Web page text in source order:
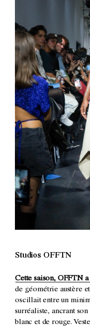
Studios OFFTN
Cette saison, OFFTN
de géométrie austère
oscillait entre un
surréaliste, ancrant
blanc et de rouge.